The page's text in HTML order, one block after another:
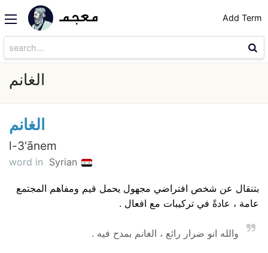
Add Term
الغانم
الغانم
l-3‘ānem
word in Syrian
بتنقال عن شخص افتراضي مجهول يحمل قيم ومفاهم المجتمع
عامة ، عادةً في تركيبات مع افعال .
والله انو ضرار رائع ، الغانم بمدح فيه .